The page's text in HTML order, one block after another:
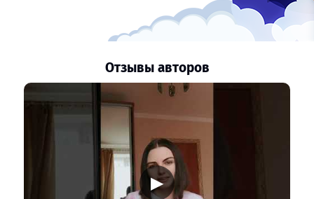
Отзывы авторов
▶